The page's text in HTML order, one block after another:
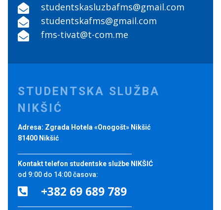
 studentskasluzbafms@gmail.com
 studentskafms@gmail.com
 fms-tivat@t-com.me
STUDENTSKA SLUŽBA
NIKŠIĆ
Adresa: Zgrada Hotela «Onogošt» Nikšić
81400 Nikšić
Kontakt telefon studentske službe NIKŠIĆ
od 9:00 do 14:00 časova:
 +382 69 689 789